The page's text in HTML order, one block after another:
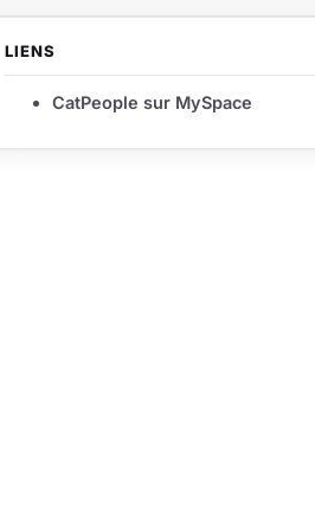
LIENS
CatPeople sur MySpace